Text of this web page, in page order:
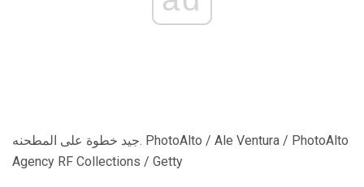
جيد خطوة على المطحنه. PhotoAlto / Ale Ventura / PhotoAlto
Agency RF Collections / Getty